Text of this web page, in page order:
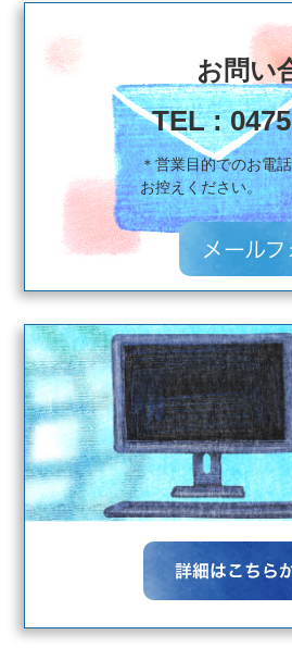
お問い
TEL :
＊営業目的でのお電
​​​​​​​お控えください。